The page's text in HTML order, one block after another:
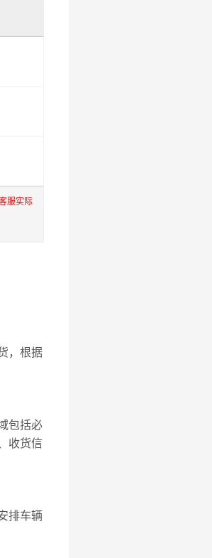
服实际
，根据
包括必
收货信
排车辆